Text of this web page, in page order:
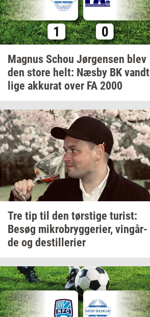
Magnus Schou Jør­gen­sen blev
den store helt: Næsby BK vandt
lige ak­ku­rat over FA 2000
Tre tip til den tørsti­ge turist:
Besøg mi­kro­bryg­ge­ri­er, vin­går­
de og destil­le­ri­er